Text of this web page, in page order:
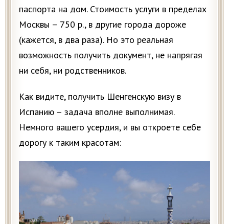
паспорта на дом. Стоимость услуги в пределах
Москвы – 750 р., в другие города дороже
(кажется, в два раза). Но это реальная
возможность получить документ, не напрягая
ни себя, ни родственников.
Как видите, получить Шенгенскую визу в
Испанию – задача вполне выполнимая.
Немного вашего усердия, и вы откроете себе
дорогу к таким красотам: